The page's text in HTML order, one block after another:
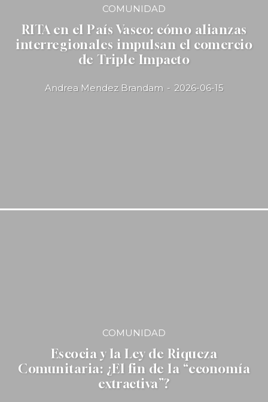
COMUNIDAD
RITA en el País Vasco: cómo alianzas
interregionales impulsan el comercio
de Triple Impacto
Andrea Mendez Brandam - 2026-06-15
COMUNIDAD
Escocia y la Ley de Riqueza
Comunitaria: ¿El fin de la “economía
extractiva”?